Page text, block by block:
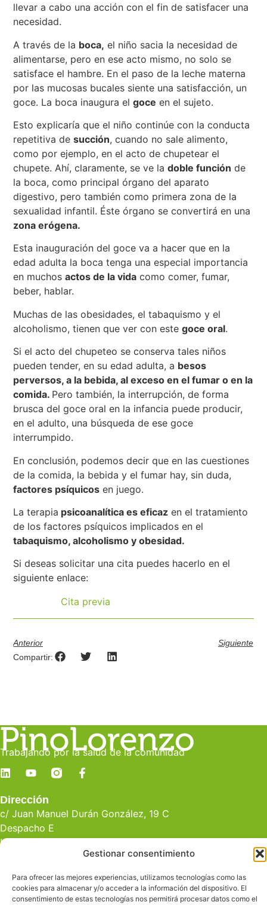
Gestionar consentimiento
Para ofrecer las mejores experiencias, utilizamos tecnologías como las
cookies para almacenar y/o acceder a la información del dispositivo. El
consentimiento de estas tecnologías nos permitirá procesar datos como el
llevar a cabo una acción con el fin de satisfacer una
necesidad.
A través de la boca, el niño sacia la necesidad de
alimentarse, pero en ese acto mismo, no solo se
satisface el hambre. En el paso de la leche materna
por las mucosas bucales siente una satisfacción, un
goce. La boca inaugura elgoce en el sujeto.
Esto explicaría que el niño continúe con la conducta
repetitiva desucción, cuando no sale alimento,
como por ejemplo, en el acto de chupetear el
chupete. Ahí, claramente, se ve ladoble función de
la boca, como principal órgano del aparato
digestivo, pero también como primera zona de la
sexualidad infantil. Éste órgano se convertirá en una
zona erógena.
Esta inauguración del goce va a hacer que en la
edad adulta la boca tenga una especial importancia
en muchosactos de la vida como comer, fumar,
beber, hablar.
Muchas de las obesidades, el tabaquismo y el
alcoholismo, tienen que ver con estegoce oral.
Si el acto del chupeteo se conserva tales niños
pueden tender, en su edad adulta, a besos
perversos, a la bebida, al exceso en el fumar o en la
comida. Pero también, la interrupción, de forma
brusca del goce oral en la infancia puede producir,
en el adulto, una búsqueda de ese goce
interrumpido.
En conclusión, podemos decir que en las cuestiones
de la comida, la bebida y el fumar hay, sin duda,
factores psíquicos en juego.
La terapia psicoanalítica es eficaz en el tratamiento
de los factores psíquicos implicados en el
tabaquismo, alcoholismo y obesidad.
Si deseas solicitar una cita puedes hacerlo en el
siguiente enlace:
Cita previa
Anterior
Siguiente
Compartir:
Trabajando por la salud de la comunidad
Dirección
c/ Juan Manuel Durán González, 19 C
Despacho E
Las Palmas de Gran Canaria
info@pinolorenzo.com
928 239 685